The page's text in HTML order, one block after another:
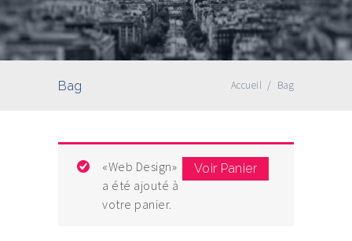
Bag Accueil / Bag
Voir Panier
«Web Design»
a été ajouté à
votre panier.